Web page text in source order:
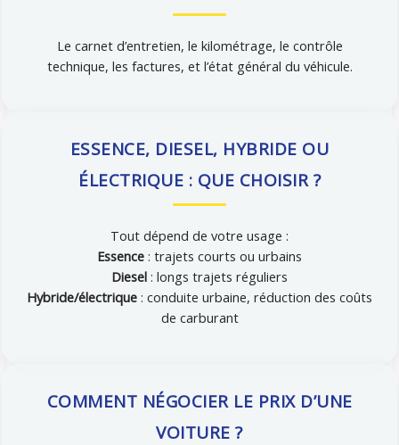
Le carnet d’entretien, le kilométrage, le contrôle
technique, les factures, et l’état général du véhicule.
ESSENCE, DIESEL, HYBRIDE OU
ÉLECTRIQUE : QUE CHOISIR ?
Tout dépend de votre usage :
Essence : trajets courts ou urbains
Diesel : longs trajets réguliers
Hybride/électrique : conduite urbaine, réduction des coûts
de carburant
COMMENT NÉGOCIER LE PRIX D’UNE
VOITURE ?